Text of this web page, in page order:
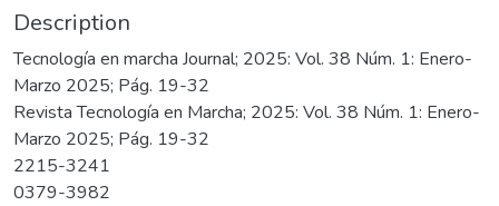
Description
Tecnología en marcha Journal; 2025: Vol. 38 Núm. 1: Enero-
Marzo 2025; Pág. 19-32
Revista Tecnología en Marcha; 2025: Vol. 38 Núm. 1: Enero-
Marzo 2025; Pág. 19-32
2215-3241
0379-3982